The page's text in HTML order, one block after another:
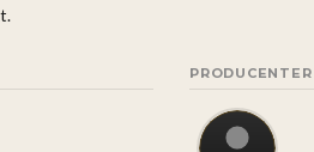
PRODUCENTER